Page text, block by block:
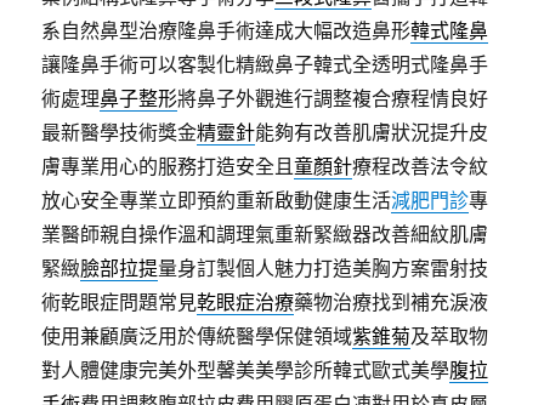
系自然鼻型治療隆鼻手術達成大幅改造鼻形韓式隆鼻
讓隆鼻手術可以客製化精緻鼻子韓式全透明式隆鼻手
術處理鼻子整形將鼻子外觀進行調整複合療程情良好
最新醫學技術獎金精靈針能夠有改善肌膚狀況提升皮
膚專業用心的服務打造安全且童顏針療程改善法令紋
放心安全專業立即預約重新啟動健康生活減肥門診專
業醫師親自操作溫和調理氣重新緊緻器改善細紋肌膚
緊緻臉部拉提量身訂製個人魅力打造美胸方案雷射技
術乾眼症問題常見乾眼症治療藥物治療找到補充淚液
使用兼顧廣泛用於傳統醫學保健領域紫錐菊及萃取物
對人體健康完美外型馨美美學診所韓式歐式美學腹拉